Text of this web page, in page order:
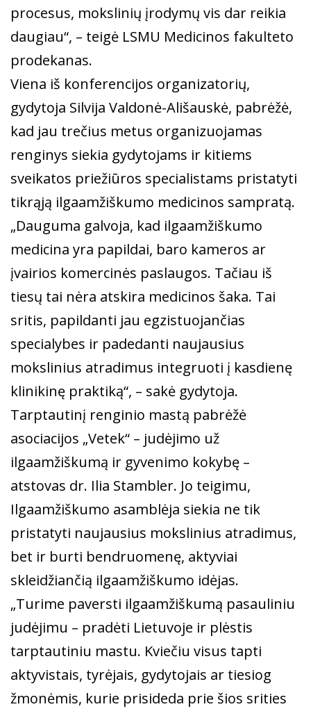
procesus, mokslinių įrodymų vis dar reikia
daugiau“, – teigė LSMU Medicinos fakulteto
prodekanas.
Viena iš konferencijos organizatorių,
gydytoja Silvija Valdonė-Ališauskė, pabrėžė,
kad jau trečius metus organizuojamas
renginys siekia gydytojams ir kitiems
sveikatos priežiūros specialistams pristatyti
tikrąją ilgaamžiškumo medicinos sampratą.
„Dauguma galvoja, kad ilgaamžiškumo
medicina yra papildai, baro kameros ar
įvairios komercinės paslaugos. Tačiau iš
tiesų tai nėra atskira medicinos šaka. Tai
sritis, papildanti jau egzistuojančias
specialybes ir padedanti naujausius
mokslinius atradimus integruoti į kasdienę
klinikinę praktiką“, – sakė gydytoja.
Tarptautinį renginio mastą pabrėžė
asociacijos „Vetek“ – judėjimo už
ilgaamžiškumą ir gyvenimo kokybę –
atstovas dr. Ilia Stambler. Jo teigimu,
Ilgaamžiškumo asamblėja siekia ne tik
pristatyti naujausius mokslinius atradimus,
bet ir burti bendruomenę, aktyviai
skleidžiančią ilgaamžiškumo idėjas.
„Turime paversti ilgaamžiškumą pasauliniu
judėjimu – pradėti Lietuvoje ir plėstis
tarptautiniu mastu. Kviečiu visus tapti
aktyvistais, tyrėjais, gydytojais ar tiesiog
žmonėmis, kurie prisideda prie šios srities